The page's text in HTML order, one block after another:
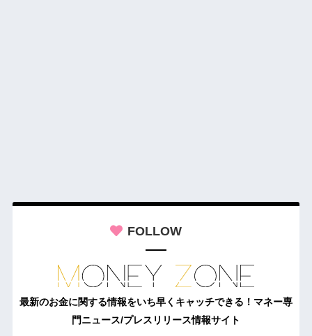
FOLLOW
最新のお金に関する情報をいち早くキャッチできる！マネー専
門ニュース/プレスリリース情報サイト